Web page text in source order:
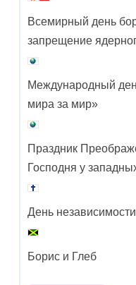
Всемирный день
запрещение
Международный
мира за мир»
Праздник
Господня у
День
Борис и Глеб